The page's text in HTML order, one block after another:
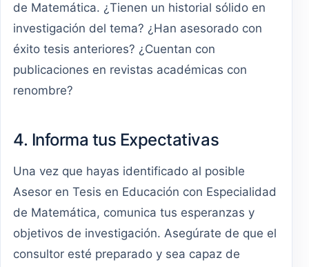
de Matemática. ¿Tienen un historial sólido en
investigación del tema? ¿Han asesorado con
éxito tesis anteriores? ¿Cuentan con
publicaciones en revistas académicas con
renombre?
4. Informa tus Expectativas
Una vez que hayas identificado al posible
Asesor en Tesis en Educación con Especialidad
de Matemática, comunica tus esperanzas y
objetivos de investigación. Asegúrate de que el
consultor esté preparado y sea capaz de